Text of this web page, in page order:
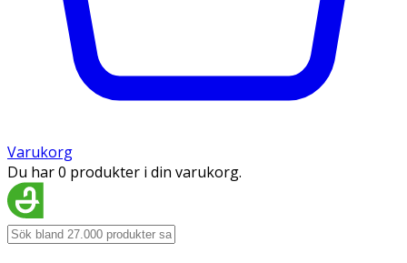
Varukorg
Du har 0 produkter i din varukorg.